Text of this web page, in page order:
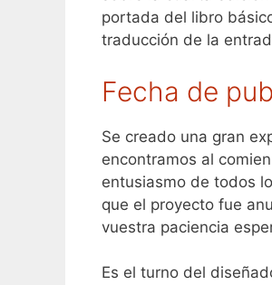
portada del libro
traducción de la
Fecha de
Se creado una gran
encontramos al
entusiasmo de todos
que el proyecto fue
vuestra paciencia
Es el turno del